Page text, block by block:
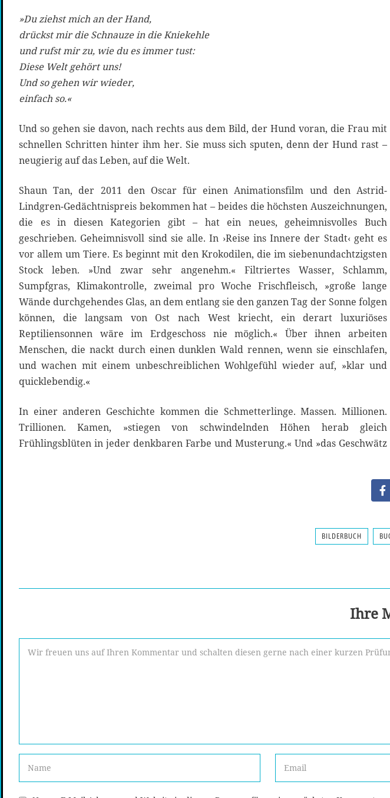
»Du ziehst mich an der Hand,
drückst mir die Schnauze in die Kniekehle
und rufst mir zu, wie du es immer tust:
Diese Welt gehört uns!
Und so gehen wir wieder,
einfach so.«
Und so gehen sie davon, nach rechts aus dem Bild, der Hund voran, die Frau mit
schnellen Schritten hinter ihm her. Sie muss sich sputen, denn der Hund rast –
neugierig auf das Leben, auf die Welt.
Shaun Tan, der 2011 den Oscar für einen Animationsfilm und den Astrid-
Lindgren-Gedächtnispreis bekommen hat – beides die höchsten Auszeichnungen,
die es in diesen Kategorien gibt – hat ein neues, geheimnisvolles Buch
geschrieben. Geheimnisvoll sind sie alle. In ›Reise ins Innere der Stadt‹ geht es
vor allem um Tiere. Es beginnt mit den Krokodilen, die im siebenundachtzigsten
Stock leben. »Und zwar sehr angenehm.« Filtriertes Wasser, Schlamm,
Sumpfgras, Klimakontrolle, zweimal pro Woche Frischfleisch, »große lange
Wände durchgehendes Glas, an dem entlang sie den ganzen Tag der Sonne folgen
können, die langsam von Ost nach West kriecht, ein derart luxuriöses
Reptiliensonnen wäre im Erdgeschoss nie möglich.« Über ihnen arbeiten
Menschen, die nackt durch einen dunklen Wald rennen, wenn sie einschlafen,
und wachen mit einem unbeschreiblichen Wohlgefühl wieder auf, »klar und
quicklebendig.«
In einer anderen Geschichte kommen die Schmetterlinge. Massen. Millionen.
Trillionen. Kamen, »stiegen von schwindelnden Höhen herab gleich
Frühlingsblüten in jeder denkbaren Farbe und Musterung.« Und »das Geschwätz
BILDERBUCH
Ihre